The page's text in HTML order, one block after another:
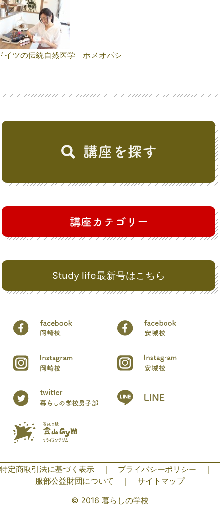
Study life最新号はこちら
イツの伝統自然医学 ホメオパシー
特定商取引法に基づく表示 ｜ プライバシーポリシー
｜
服部公益財団について
｜
サイトマップ
© 2016 暮らしの学校